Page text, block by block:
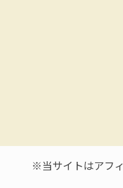
※当サイトはアフ